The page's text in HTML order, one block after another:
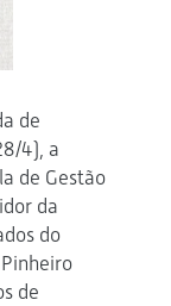
de
4), a
de Gestão
da
do
de